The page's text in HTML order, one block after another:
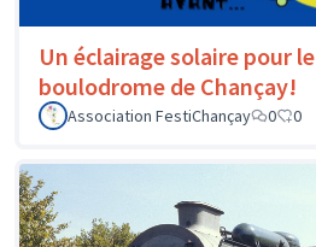
Un éclairage solaire pour le
boulodrome de Chançay!
Association FestiChançay
0 0